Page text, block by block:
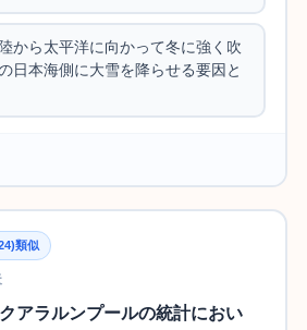
から太平洋に向かって冬に強く吹
日本海側に大雪を降らせる要因と
類似
アラルンプールの統計におい